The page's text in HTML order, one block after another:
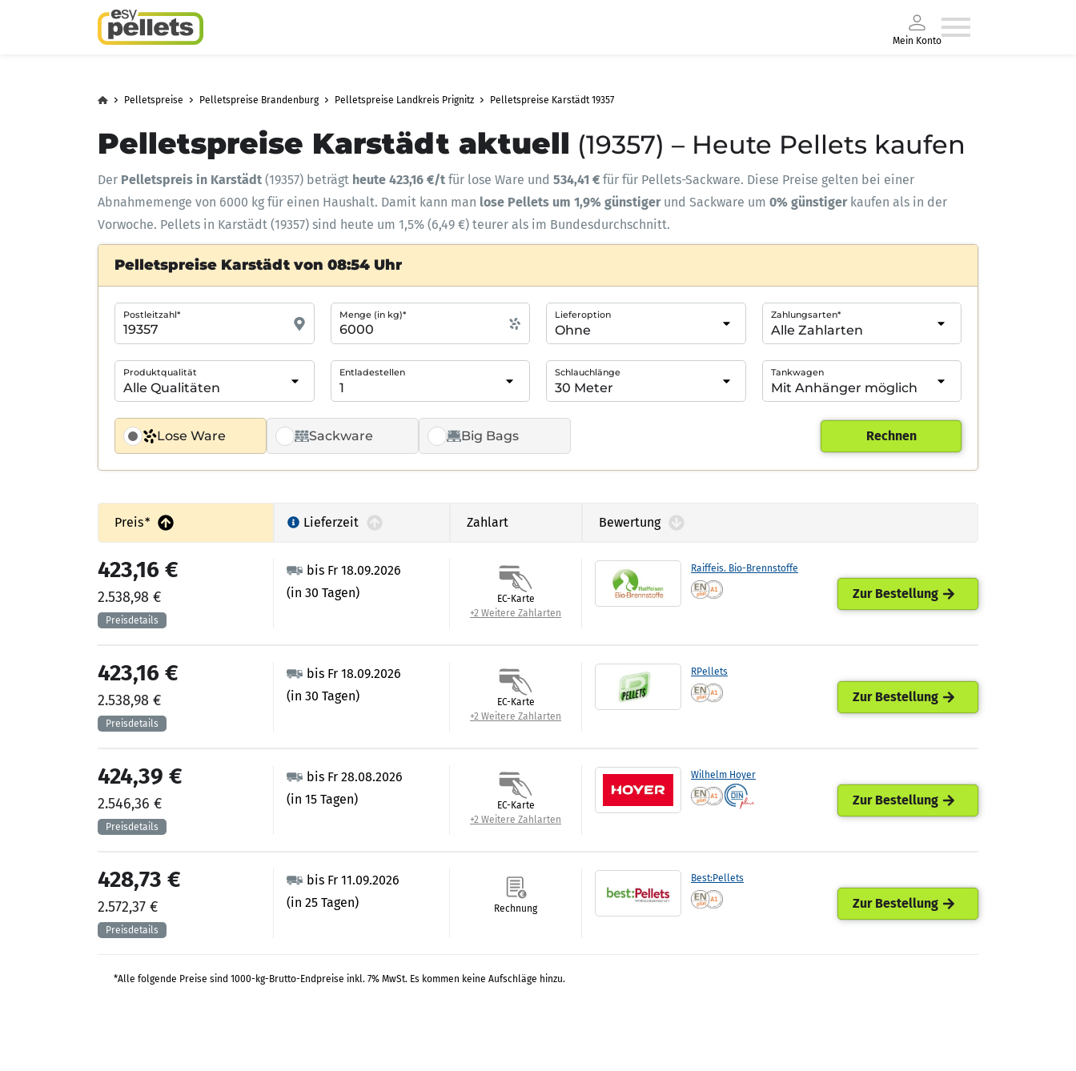
Mein Konto
Pelletspreise Pelletspreise Brandenburg Pelletspreise Landkreis Prignitz Pelletspreise Karstädt 19357
Pelletspreise Karstädt aktuell (19357) – Heute Pellets kaufen
Der Pelletspreis in Karstädt (19357) beträgt heute 423,16 €/t für lose Ware und 534,41 € für für Pellets-Sackware. Diese Preise gelten bei einer
Abnahmemenge von 6000 kg für einen Haushalt. Damit kann man lose Pellets um 1,9% günstiger und Sackware um 0% günstigerkaufen als in der
Vorwoche. Pellets in Karstädt (19357) sind heute um 1,5% (6,49 €) teurer als im Bundesdurchschnitt.
Pelletspreise Karstädt von 08:54 Uhr
Lose Ware Sackware Big Bags
Postleitzahl* Menge (in kg)* Lieferoption Zahlungsarten*
Produktqualität Entladestellen Schlauchlänge Tankwagen
Rechnen
Preis* Lieferzeit Zahlart Bewertung
Raiffeis. Bio-Brennstoffe
bis Fr 18.09.2026
(in 30 Tagen)
423,16 €
2.538,98 €
EC-Karte
+2 Weitere Zahlarten
Zur Bestellung
RPellets
bis Fr 18.09.2026
(in 30 Tagen)
423,16 €
2.538,98 €
EC-Karte
+2 Weitere Zahlarten
Zur Bestellung
Wilhelm Hoyer
bis Fr 28.08.2026
(in 15 Tagen)
424,39 €
2.546,36 €
EC-Karte
+2 Weitere Zahlarten
Zur Bestellung
Best:Pellets
bis Fr 11.09.2026
(in 25 Tagen)
428,73 €
2.572,37 € Rechnung Zur Bestellung
*Alle folgende Preise sind 1000-kg-Brutto-Endpreise inkl. 7% MwSt. Es kommen keine Aufschläge hinzu.